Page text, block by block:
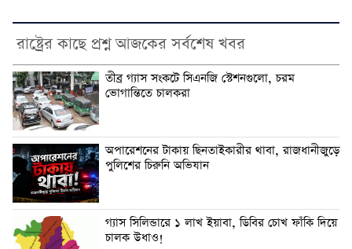
রাষ্ট্রের কাছে প্রশ্ন আজকের সর্বশেষ খবর
তীব্র গ্যাস সংকটে সিএনজি স্টেশনগুলো, চরম
ভোগান্তিতে চালকরা
অপারেশনের টাকায় ছিনতাইকারীর থাবা, রাজধানীজুড়ে
পুলিশের চিরুনি অভিযান
গ্যাস সিলিন্ডারে ১ লাখ ইয়াবা, ডিবির চোখ ফাঁকি দিয়ে
চালক উধাও!